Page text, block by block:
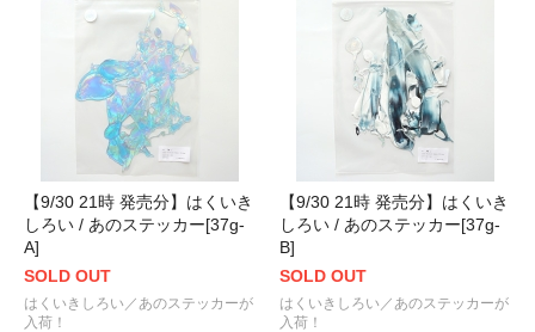
【9/30 21時 発売分】はくいき
しろい / あのステッカー[37g-
A]
SOLD OUT
はくいきしろい／あのステッカーが
入荷！
【9/30 21時 発売分】はくいき
しろい / あのステッカー[37g-
B]
SOLD OUT
はくいきしろい／あのステッカーが
入荷！